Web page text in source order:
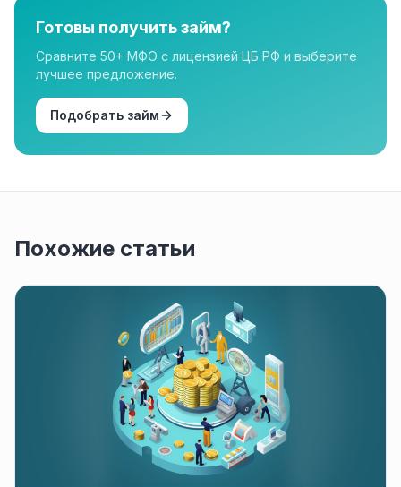
Готовы получить займ?
Сравните 50+ МФО с лицензией ЦБ РФ и выберите
лучшее предложение.
Подобрать займ
Похожие статьи